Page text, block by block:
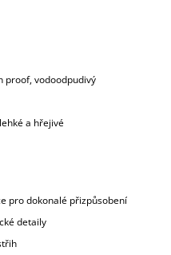
proof, vodoodpudivý
a hřejivé
pro dokonalé přizpůsobení
detaily